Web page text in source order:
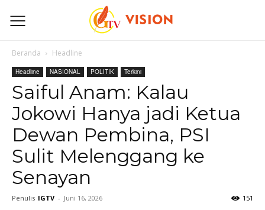
Beranda Headline
Headline NASIONAL POLITIK Terkini
Saiful Anam: Kalau
Jokowi Hanya jadi Ketua
Dewan Pembina, PSI
Sulit Melenggang ke
Senayan
Penulis IGTV - Juni 16, 2026 151